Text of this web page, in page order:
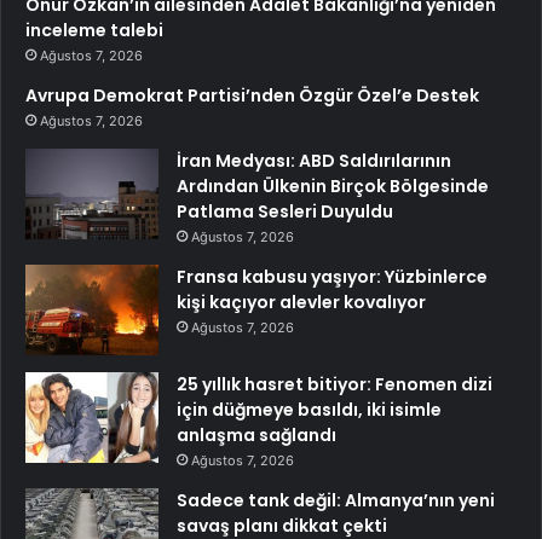
inceleme talebi
Ağustos 7, 2026
Avrupa Demokrat Partisi’nden Özgür Özel’e Destek
Ağustos 7, 2026
İran Medyası: ABD Saldırılarının
Ardından Ülkenin Birçok Bölgesinde
Patlama Sesleri Duyuldu
Ağustos 7, 2026
Fransa kabusu yaşıyor: Yüzbinlerce
kişi kaçıyor alevler kovalıyor
Ağustos 7, 2026
25 yıllık hasret bitiyor: Fenomen dizi
için düğmeye basıldı, iki isimle
anlaşma sağlandı
Ağustos 7, 2026
Sadece tank değil: Almanya’nın yeni
savaş planı dikkat çekti